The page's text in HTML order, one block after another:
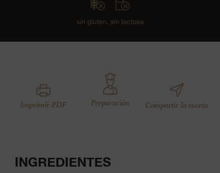
sin gluten, sin lactosa
Imprimir PDF Preparación Compartir la receta
INGREDIENTES